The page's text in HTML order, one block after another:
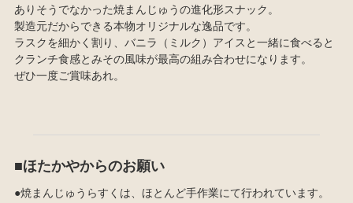
ありそうでなかった焼まんじゅうの進化形スナック。
製造元だからできる本物オリジナルな逸品です。
ラスクを細かく割り、バニラ（ミルク）アイスと一緒に食べると
クランチ食感とみその風味が最高の組み合わせになります。
ぜひ一度ご賞味あれ。
■ほたかやからのお願い
●焼まんじゅうらすくは、ほとんど手作業にて行われています。